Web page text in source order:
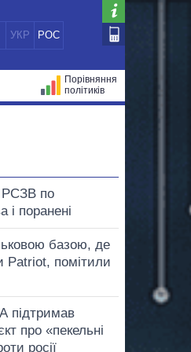
УКР РОС
Порівняння
політиків
РСЗВ по
і поранені
базою, де
Patriot, помітили
підтримав
про «пекельні
росії